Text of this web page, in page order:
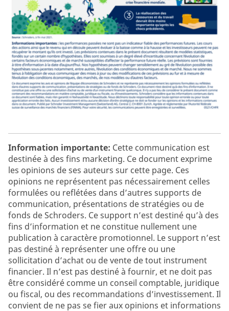
Information importante: Cette communication est
destinée à des fins marketing. Ce document exprime
les opinions de ses auteurs sur cette page. Ces
opinions ne représentent pas nécessairement celles
formulées ou reflétées dans d’autres supports de
communication, présentations de stratégies ou de
fonds de Schroders. Ce support n’est destiné qu’à des
fins d’information et ne constitue nullement une
publication à caractère promotionnel. Le support n’est
pas destiné à représenter une offre ou une
sollicitation d’achat ou de vente de tout instrument
financier. Il n’est pas destiné à fournir, et ne doit pas
être considéré comme un conseil comptable, juridique
ou fiscal, ou des recommandations d’investissement. Il
convient de ne pas se fier aux opinions et informations